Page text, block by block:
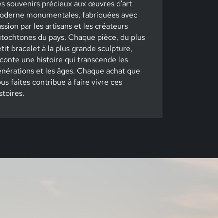
souvenirs précieux aux œuvres d'art
monumentales, fabriquées avec
par les artisans et les créateurs
du pays. Chaque pièce, du plus
bracelet à la plus grande sculpture,
une histoire qui transcende les
et les âges. Chaque achat que
faites contribue à faire vivre ces